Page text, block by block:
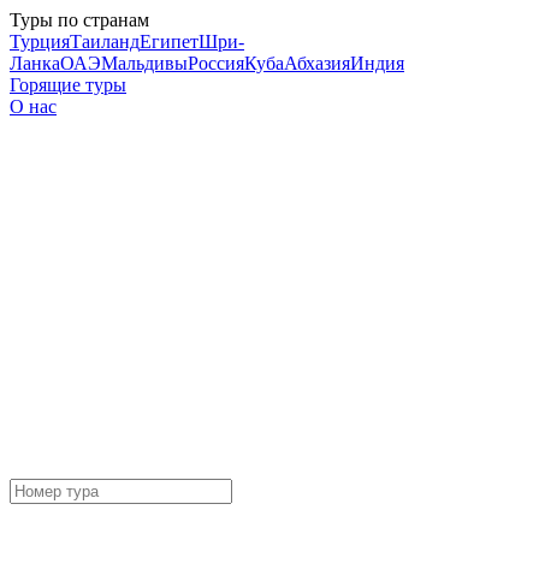
Туры по странам
ТурцияТаиландЕгипетШри-
ЛанкаОАЭМальдивыРоссияКубаАбхазияИндия
Горящие туры
О нас